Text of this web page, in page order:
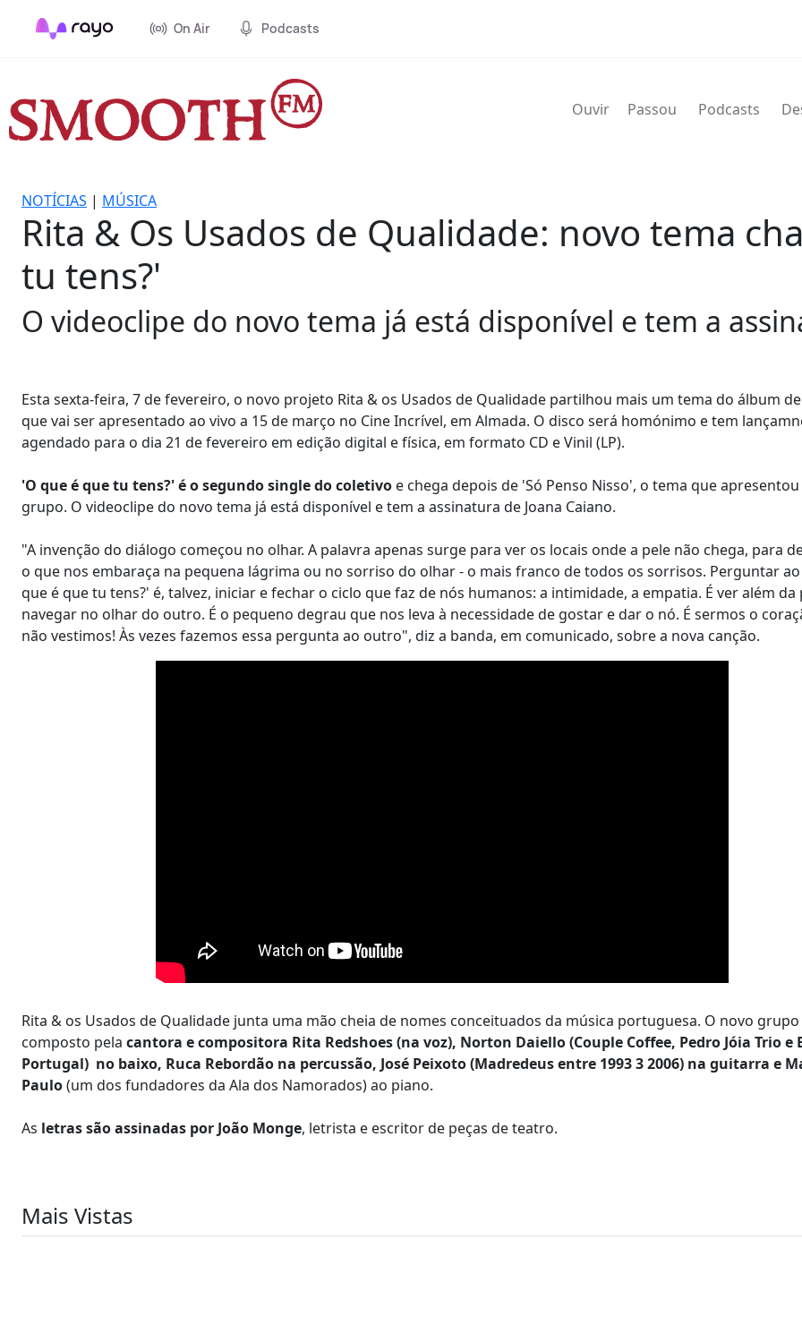
On Air Podcasts
Ouvir Passou Podcasts
NOTÍCIAS | MÚSICA
Rita & Os Usados de Qualidade: novo tema
tu tens?'
O videoclipe do novo tema já está disponível e tem a
Esta sexta-feira, 7 de fevereiro, o novo projeto Rita & os Usados de Qualidade partilhou mais um tema do álbum
que vai ser apresentado ao vivo a 15 de março no Cine Incrível, em Almada. O disco será homónimo e tem
agendado para o dia 21 de fevereiro em edição digital e física, em formato CD e Vinil (LP).
'O que é que tu tens?' é o segundo single do coletivo e chega depois de 'Só Penso Nisso', o tema que apresentou
grupo. O videoclipe do novo tema já está disponível e tem a assinatura de Joana Caiano.
"A invenção do diálogo começou no olhar. A palavra apenas surge para ver os locais onde a pele não chega, para
o que nos embaraça na pequena lágrima ou no sorriso do olhar - o mais franco de todos os sorrisos. Perguntar
que é que tu tens?' é, talvez, iniciar e fechar o ciclo que faz de nós humanos: a intimidade, a empatia. É ver além da
navegar no olhar do outro. É o pequeno degrau que nos leva à necessidade de gostar e dar o nó. É sermos o
não vestimos! Às vezes fazemos essa pergunta ao outro", diz a banda, em comunicado, sobre a nova canção.
Rita & os Usados de Qualidade junta uma mão cheia de nomes conceituados da música portuguesa. O novo grupo
composto pela cantora e compositora Rita Redshoes (na voz), Norton Daiello (Couple Coffee, Pedro Jóia Trio e
Portugal) no baixo, Ruca Rebordão na percussão, José Peixoto (Madredeus entre 1993 3 2006) na guitarra e
Paulo(um dos fundadores da Ala dos Namorados) ao piano.
As letras são assinadas por João Monge, letrista e escritor de peças de teatro.
Mais Vistas